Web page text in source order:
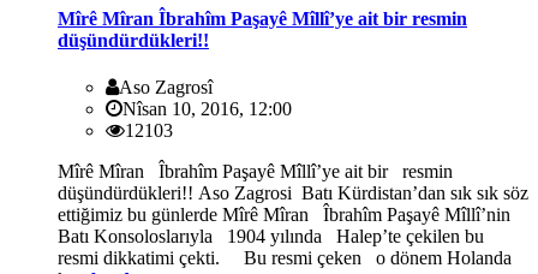
Mîrê Mîran Îbrahîm Paşayê Mîllî’ye ait bir resmin
düşündürdükleri!!
Aso Zagrosî
Nîsan 10, 2016, 12:00
12103
Mîrê Mîran Îbrahîm Paşayê Mîllî’ye ait bir resmin
düşündürdükleri!! Aso Zagrosi Batı Kürdistan’dan sık sık söz
ettiğimiz bu günlerde Mîrê Mîran Îbrahîm Paşayê Mîllî’nin
Batı Konsoloslarıyla 1904 yılında Halep’te çekilen bu
resmi dikkatimi çekti. Bu resmi çeken o dönem Holanda